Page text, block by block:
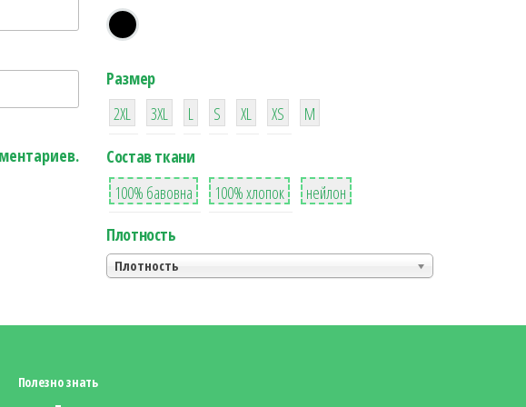
Размер
38
2XL
16
3XL
42
L
42
S
42
XL XS
М
Состав ткани
8
100% бавовна
36
100% хлопок
2
нейлон
Плотность
Плотность
Полезно знать